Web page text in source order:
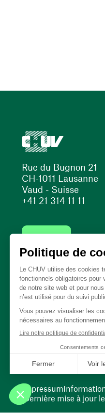
Rue du Bugnon 21
CH-1011 Lausanne
Vaud - Suisse
+41 21 314 11 11
(ouvre une
Dernière mise à jour
Impressum